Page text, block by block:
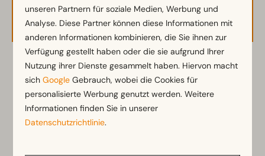
Sonnenschirm
Terrasse
Garten
Gartenmöbel
Küche
Kombi-Mikrowelle
Kühl-/Gefrierkombination
Verfügbarkeit und Preis
2 Gäste
Mo 17-08-2026 Di 18-08-2026
unseren Partnern für soziale Medien, Werbung und
Analyse. Diese Partner können diese Informationen mit
anderen Informationen kombinieren, die Sie ihnen zur
Verfügung gestellt haben oder die sie aufgrund Ihrer
Nutzung ihrer Dienste gesammelt haben. Hiervon macht
sichGoogle Gebrauch, wobei die Cookies für
personalisierte Werbung genutzt werden. Weitere
Informationen finden Sie in unserer
Datenschutzrichtlinie.